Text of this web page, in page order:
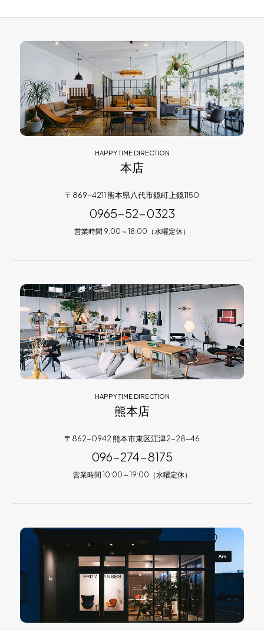
HAPPY TIME DIRECTION
本店
〒869-4211 熊本県八代市鏡町上鏡1150
0965-52-0323
営業時間 9:00～18:00（水曜定休）
HAPPY TIME DIRECTION
熊本店
〒862-0942 熊本市東区江津2-28-46
096-274-8175
営業時間 10:00～19:00（水曜定休）